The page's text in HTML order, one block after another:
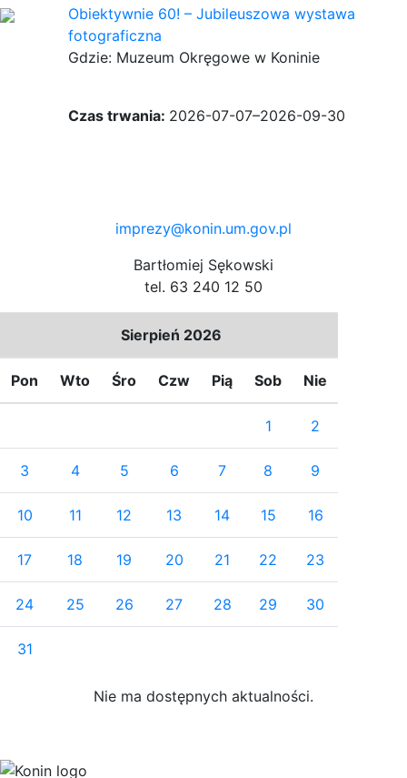
Obiektywnie 60! – Jubileuszowa wystawa
fotograficzna
Gdzie: Muzeum Okręgowe w Koninie
Czas trwania: 2026-07-07–2026-09-30
imprezy@konin.um.gov.pl
Bartłomiej Sękowski
tel. 63 240 12 50
Sierpień 2026
Pon Wto Śro Czw Pią Sob Nie
1 2
3 4 5 6 7 8 9
10 11 12 13 14 15 16
17 18 19 20 21 22 23
24 25 26 27 28 29 30
31
Nie ma dostępnych aktualności.